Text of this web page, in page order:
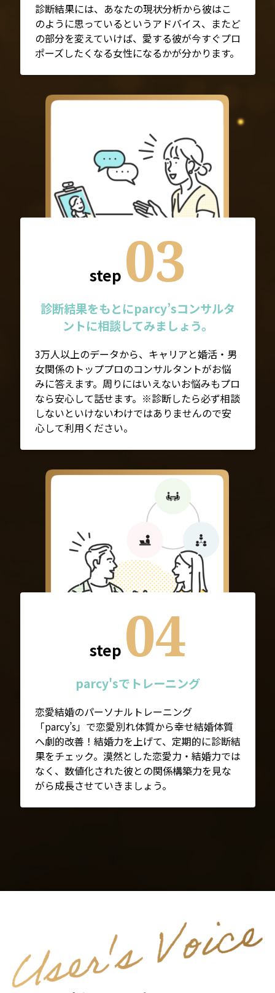
診断結果には、あなたの現状分析から彼はこ
のように思っているというアドバイス、またど
の部分を変えていけば、愛する彼が今すぐプロ
ポーズしたくなる女性になるかが分かります。
step 03
診断結果をもとにparcy’sコンサルタ
ントに相談してみましょう。
3万人以上のデータから、キャリアと婚活・男
女関係のトッププロのコンサルタントがお悩
みに答えます。周りにはいえないお悩みもプロ
なら安心して話せます。※診断したら必ず相談
しないといけないわけではありませんので安
心して利用ください。
step 04
parcy'sでトレーニング
恋愛結婚のパーソナルトレーニング
「parcy’s」で恋愛別れ体質から幸せ結婚体質
へ劇的改善！結婚力を上げて、定期的に診断結
果をチェック。漠然とした恋愛力・結婚力では
なく、数値化された彼との関係構築力を見な
がら成長させていきましょう。